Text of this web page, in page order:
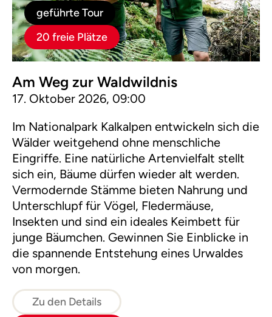
geführte Tour
20 freie Plätze
Am Weg zur Waldwildnis
17. Oktober 2026, 09:00
Im Nationalpark Kalkalpen entwickeln sich die
Wälder weitgehend ohne menschliche
Eingriffe. Eine natürliche Artenvielfalt stellt
sich ein, Bäume dürfen wieder alt werden.
Vermodernde Stämme bieten Nahrung und
Unterschlupf für Vögel, Fledermäuse,
Insekten und sind ein ideales Keimbett für
junge Bäumchen. Gewinnen Sie Einblicke in
die spannende Entstehung eines Urwaldes
von morgen.
Zu den Details